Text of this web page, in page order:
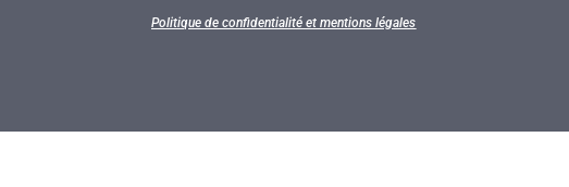
Politique de confidentialité et mentions légales